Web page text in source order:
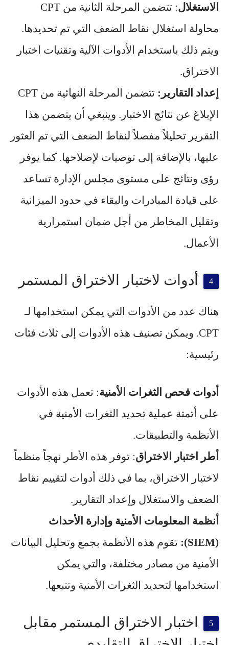
الاستغلال
: تتضمن المرحلة الثانية من CPT
محاولة استغلال نقاط الضعف التي تم تحديدها.
ويتم ذلك باستخدام الأدوات الآلية وتقنيات اختبار
الاختراق.
إعداد التقارير:
تتضمن المرحلة النهائية من CPT
الإبلاغ عن نتائج الاختبار. وينبغي أن يتضمن هذا
التقرير تحليلاً مفصلاً لنقاط الضعف التي تم العثور
عليها، بالإضافة إلى توصيات لإصلاحها. كما يوفر
رؤى ونتائج على مستوى مجلس الإدارة تساعد
على قيادة المبادرات والبقاء في حدود الميزانية
وتقليل المخاطر من أجل ضمان استمرارية
الأعمال.
أدوات لاختبار الاختراق المستمر
هناك عدد من الأدوات التي يمكن استخدامها لـ
CPT. ويمكن تصنيف هذه الأدوات إلى ثلاث فئات
رئيسية:
أدوات فحص الثغرات الأمنية: تعمل هذه الأدوات
على أتمتة عملية تحديد الثغرات الأمنية في
الأنظمة والتطبيقات.
أطر اختبار الاختراق: توفر هذه الأطر نهجاً منظماً
لاختبار الاختراق، بما في ذلك أدوات لتقييم نقاط
الضعف والاستغلال وإعداد التقارير.
أنظمة المعلومات الأمنية وإدارة الأحداث
(SIEM):
تقوم هذه الأنظمة بجمع وتحليل البيانات
الأمنية من مصادر مختلفة، والتي يمكن
استخدامها لتحديد الثغرات الأمنية وتتبعها.
اختبار الاختراق المستمر مقابل